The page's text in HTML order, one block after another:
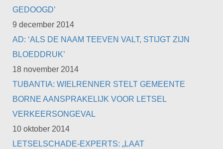
GEDOOGD’
9 december 2014
AD: ‘ALS DE NAAM TEEVEN VALT, STIJGT ZIJN
BLOEDDRUK’
18 november 2014
TUBANTIA: WIELRENNER STELT GEMEENTE
BORNE AANSPRAKELIJK VOOR LETSEL
VERKEERSONGEVAL
10 oktober 2014
LETSELSCHADE-EXPERTS: „LAAT